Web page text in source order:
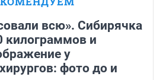
всю». Сибирячка
килограммов и
у
фото до и